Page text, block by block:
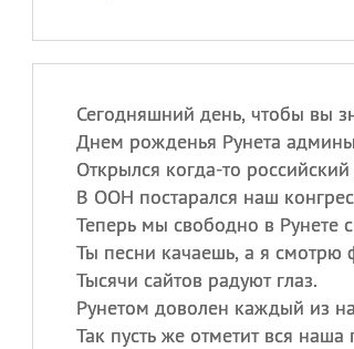
Сегодняшний день, чтобы вы
Днем рожденья Рунета
Открылся когда-то
В ООН постарался наш
Теперь мы свободно в Рунете
Ты песни качаешь, а я смотрю
Тысячи сайтов радуют глаз.
Рунетом доволен каждый из
Так пусть же отметит вся наша